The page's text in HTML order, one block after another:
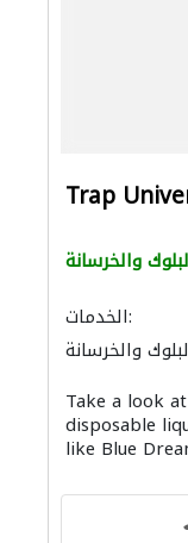
Trap
والخرسانة
الخدمات:
والخرسانة
Take a look
disposable
like Blue